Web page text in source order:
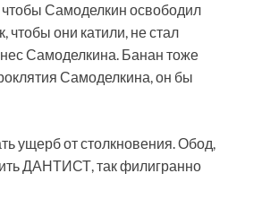
Самоделкин освободил
они катили, не стал
Самоделкина. Банан тоже
Самоделкина, он бы
ущерб от столкновения. Обод,
ДАНТИСТ, так филигранно